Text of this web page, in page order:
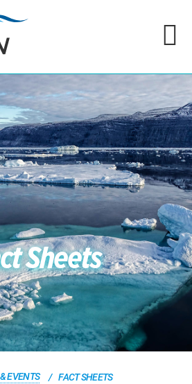
Sheets
EVENTS FACT SHEETS